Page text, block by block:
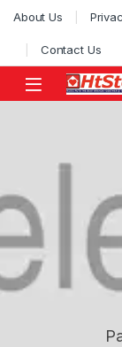
Skip to navigation
Skip to content
About Us
Contact Us